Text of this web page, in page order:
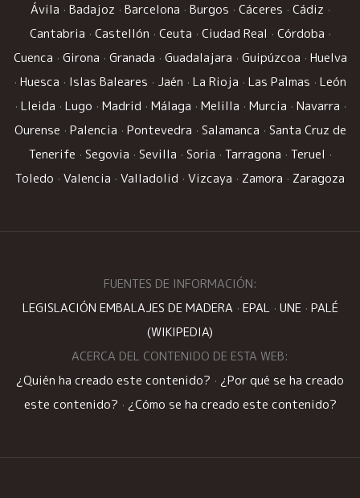
Ávila · Badajoz · Barcelona · Burgos · Cáceres · Cádiz ·
Cantabria · Castellón · Ceuta · Ciudad Real · Córdoba ·
Cuenca · Girona · Granada · Guadalajara · Guipúzcoa · Huelva
· Huesca · Islas Baleares · Jaén · La Rioja · Las Palmas · León
· Lleida · Lugo · Madrid · Málaga · Melilla · Murcia · Navarra ·
Ourense · Palencia · Pontevedra · Salamanca · Santa Cruz de
Tenerife · Segovia · Sevilla · Soria · Tarragona · Teruel ·
Toledo · Valencia · Valladolid · Vizcaya · Zamora · Zaragoza
FUENTES DE INFORMACIÓN:
LEGISLACIÓN EMBALAJES DE MADERA · EPAL· UNE · PALÉ
(WIKIPEDIA)
ACERCA DEL CONTENIDO DE ESTA WEB:
¿Quién ha creado este contenido? · ¿Por qué se ha creado
este contenido? · ¿Cómo se ha creado este contenido?